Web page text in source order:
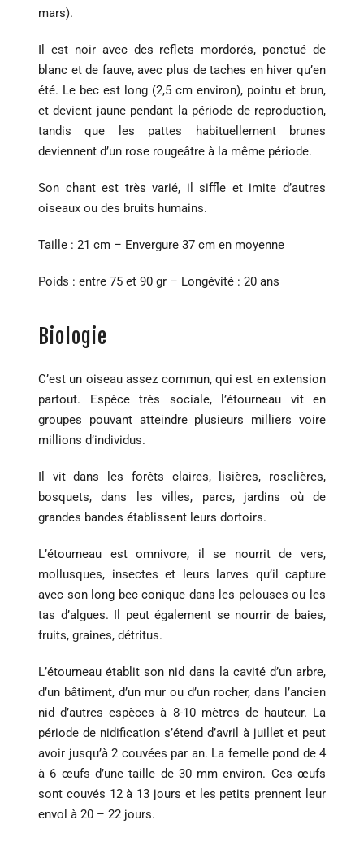
mars).
Il est noir avec des reflets mordorés, ponctué de
blanc et de fauve, avec plus de taches en hiver qu’en
été. Le bec est long (2,5 cm environ), pointu et brun,
et devient jaune pendant la période de reproduction,
tandis que les pattes habituellement brunes
deviennent d’un rose rougeâtre à la même période.
Son chant est très varié, il siffle et imite d’autres
oiseaux ou des bruits humains.
Taille : 21 cm – Envergure 37 cm en moyenne
Poids : entre 75 et 90 gr – Longévité : 20 ans
Biologie
C’est un oiseau assez commun, qui est en extension
partout. Espèce très sociale, l’étourneau vit en
groupes pouvant atteindre plusieurs milliers voire
millions d’individus.
Il vit dans les forêts claires, lisières, roselières,
bosquets, dans les villes, parcs, jardins où de
grandes bandes établissent leurs dortoirs.
L’étourneau est omnivore, il se nourrit de vers,
mollusques, insectes et leurs larves qu’il capture
avec son long bec conique dans les pelouses ou les
tas d’algues. Il peut également se nourrir de baies,
fruits, graines, détritus.
L’étourneau établit son nid dans la cavité d’un arbre,
d’un bâtiment, d’un mur ou d’un rocher, dans l’ancien
nid d’autres espèces à 8-10 mètres de hauteur. La
période de nidification s’étend d’avril à juillet et peut
avoir jusqu’à 2 couvées par an. La femelle pond de 4
à 6 œufs d’une taille de 30 mm environ. Ces œufs
sont couvés 12 à 13 jours et les petits prennent leur
envol à 20 – 22 jours.